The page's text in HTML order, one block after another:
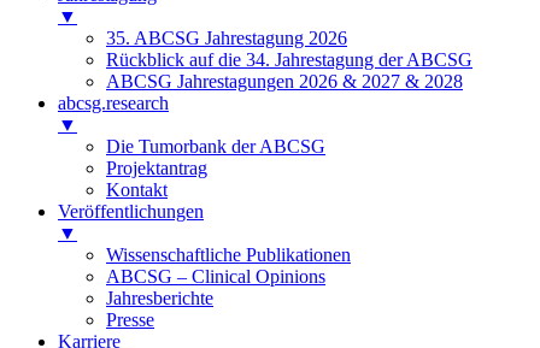
▼
35. ABCSG Jahrestagung 2026
Rückblick auf die 34. Jahrestagung der ABCSG
ABCSG Jahrestagungen 2026 & 2027 & 2028
abcsg.research
▼
Die Tumorbank der ABCSG
Projektantrag
Kontakt
Veröffentlichungen
▼
Wissenschaftliche Publikationen
ABCSG – Clinical Opinions
Jahresberichte
Presse
Karriere